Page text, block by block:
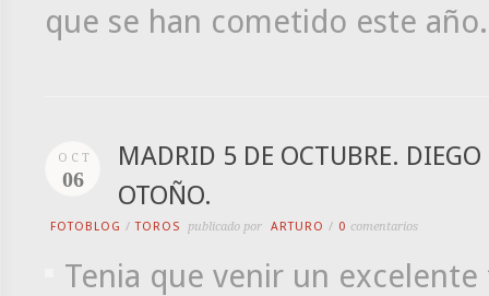
que se han cometido este año.
OCT
06
MADRID 5 DE OCTUBRE. DIEGO
OTOÑO.
FOTOBLOG /TOROS publicado por ARTURO / 0 comentarios
Tenia que venir un